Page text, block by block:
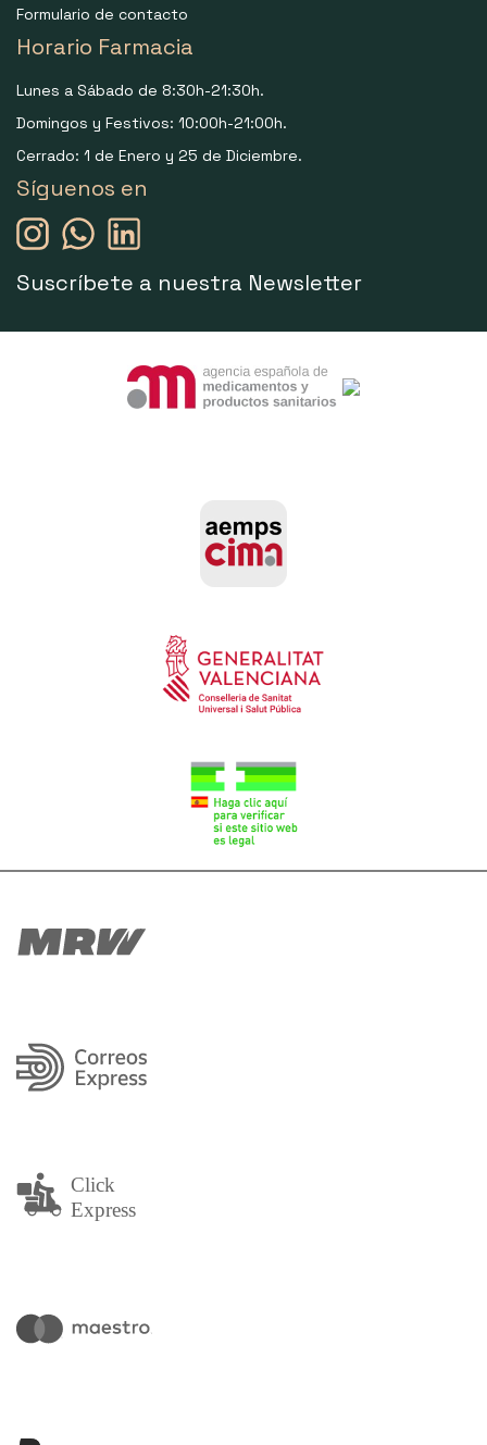
Formulario de contacto
Horario Farmacia
Lunes a Sábado de 8:30h-21:30h.
Domingos y Festivos: 10:00h-21:00h.
Cerrado: 1 de Enero y 25 de Diciembre.
Síguenos en
Suscríbete a nuestra Newsletter